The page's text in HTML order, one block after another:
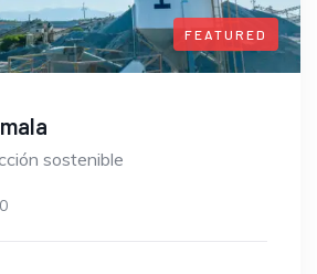
FEATURED
sostenible